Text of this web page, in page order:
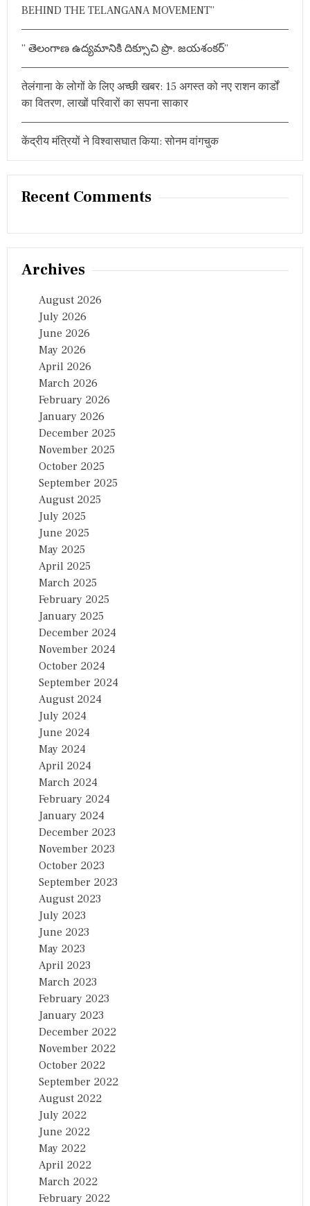
प
र्चा
BEHIND THE TELANGANA MOVEMENT”
” తెలంగాణ ఉద్యమానికి దిక్సూచి ప్రొ. జయశంకర్”
तेलंगाना के लोगों के लिए अच्छी खबर: 15 अगस्त को नए राशन कार्डों
का वितरण, लाखों परिवारों का सपना साकार
केंद्रीय मंत्रियों ने विश्वासघात किया: सोनम वांगचुक
Recent Comments
Archives
August 2026
July 2026
June 2026
May 2026
April 2026
March 2026
February 2026
January 2026
December 2025
November 2025
October 2025
September 2025
August 2025
July 2025
June 2025
May 2025
April 2025
March 2025
February 2025
January 2025
December 2024
November 2024
October 2024
September 2024
August 2024
July 2024
June 2024
May 2024
April 2024
March 2024
February 2024
January 2024
December 2023
November 2023
October 2023
September 2023
August 2023
July 2023
June 2023
May 2023
April 2023
March 2023
February 2023
January 2023
December 2022
November 2022
October 2022
September 2022
August 2022
July 2022
June 2022
May 2022
April 2022
March 2022
February 2022